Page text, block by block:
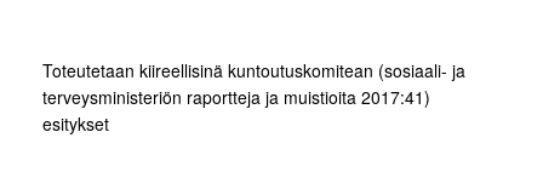
Toteutetaan kiireellisinä kuntoutuskomitean (sosiaali- ja
terveysministeriön raportteja ja muistioita 2017:41)
esitykset